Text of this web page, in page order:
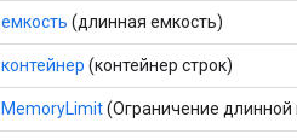
емкость (длинная емкость)
контейнер (контейнер строк)
MemoryLimit(Ограничение длинной